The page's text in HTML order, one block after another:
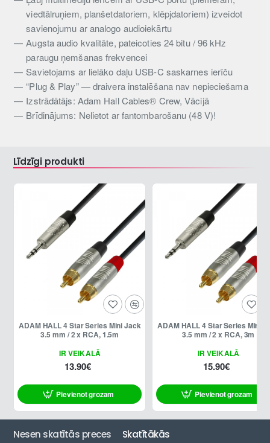
viedtālruņiem, planšetdatoriem, klēpjdatoriem) izveidot
savienojumu ar analogo audioiekārtu
Augsta audio kvalitāte, pateicoties 24 bitu / 96 kHz
paraugu ņemšanas frekvencei
Savietojams ar lielāko daļu USB-C saskarnes ierīču
“Plug & Play” — draivera instalēšana nav nepieciešama
Izstrādātājs: Adam Hall Cables® Crew, Vācijā
Brīdinājums: Nelietot ar fantombarošanu (48 V)!
Līdzīgi produkti
IR VEIKALĀ
ADAM HALL 4 Star Series Mini Jack
3.5 mm / 2 x RCA, 1.5m
13.90€
Pievienot grozam
IR VEIKALĀ
ADAM HALL 4 Star Series Mini Jack
3.5 mm / 2 x RCA, 3m
15.90€
Pievienot grozam
Nesen skatītās preces Skatītākās